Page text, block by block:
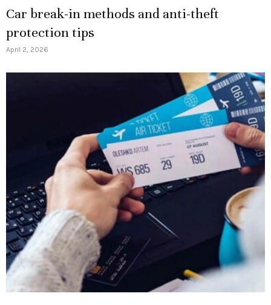
Car break-in methods and anti-theft
protection tips
April 2, 2026